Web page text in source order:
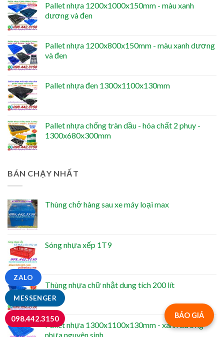
Pallet nhựa 1200x1000x150mm - màu xanh
dương và đen
Pallet nhựa 1200x800x150mm - màu xanh dương
và đen
Pallet nhựa đen 1300x1100x130mm
Pallet nhựa chống tràn dầu - hóa chất 2 phuy -
1300x680x300mm
BÁN CHẠY NHẤT
Thùng chở hàng sau xe máy loại max
Sóng nhựa xếp 1T9
Thùng nhựa chữ nhật dung tích 200 lít
Pallet nhựa 1300x1100x130mm - xanh dương -
nhựa nguyên sinh
BÁO GIÁ
MESSENGER
ZALO
098.442.3150